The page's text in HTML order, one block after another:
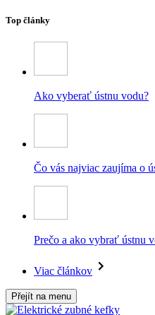
Top články
Ako vyberať ústnu vodu?
Čo vás najviac zaujíma o
Prečo a ako vybrať ústnu
Viac článkov
Přejít na menu